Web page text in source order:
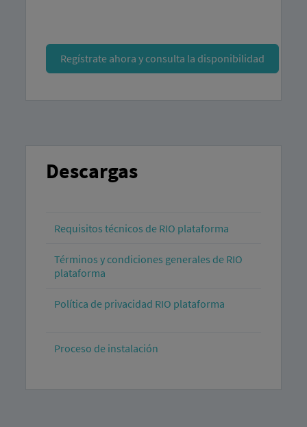
Regístrate ahora y consulta la disponibilidad
Descargas
Requisitos técnicos de RIO plataforma
Términos y condiciones generales de RIO
plataforma
Política de privacidad RIO plataforma
Proceso de instalación